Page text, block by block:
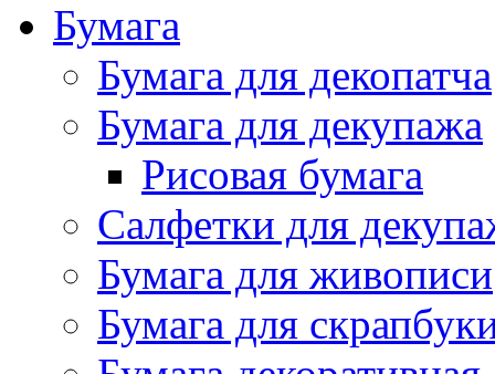
Бумага
Бумага для декопатча
Бумага для декупажа
Рисовая бумага
Салфетки для
Бумага для живописи
Бумага для